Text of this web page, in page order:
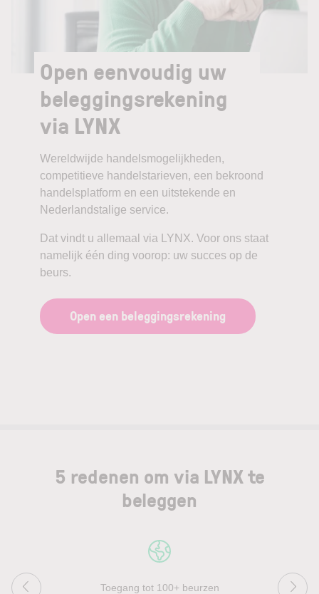
Open eenvoudig uw
beleggingsrekening
via LYNX
Wereldwijde handelsmogelijkheden,
competitieve handelstarieven, een bekroond
handelsplatform en een uitstekende en
Nederlandstalige service.
Dat vindt u allemaal via LYNX. Voor ons staat
namelijk één ding voorop: uw succes op de
beurs.
Open een beleggingsrekening
5 redenen om via LYNX te
beleggen
Toegang tot 100+ beurzen